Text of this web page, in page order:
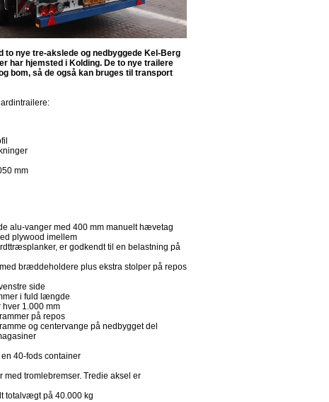
to nye tre-akslede og nedbyggede Kel-Berg
har hjemsted i Kolding. De to nye trailere
bom, så de også kan bruges til transport
mm
alu-vanger med 400 mm manuelt hævetag
plywood imellem
er godkendt til en belastning på
bræddeholdere plus ekstra stolper på repos
side
i fuld længde
1.000 mm
på repos
og centervange på nedbygget del
40-fods container
med tromlebremser. Tredie aksel er
totalvægt på 40.000 kg